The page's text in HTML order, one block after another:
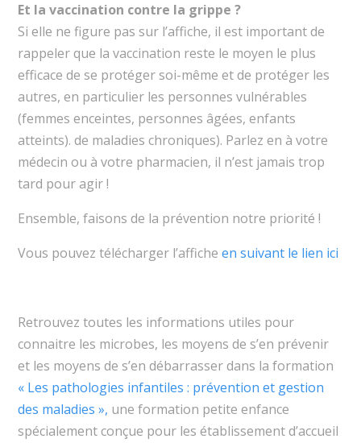
Et la vaccination contre la grippe ?
Si elle ne figure pas sur l’affiche, il est important de
rappeler que la vaccination reste le moyen le plus
efficace de se protéger soi-même et de protéger les
autres, en particulier les personnes vulnérables
(femmes enceintes, personnes âgées, enfants
atteints). de maladies chroniques). Parlez en à votre
médecin ou à votre pharmacien, il n’est jamais trop
tard pour agir !
Ensemble, faisons de la prévention notre priorité !
Vous pouvez télécharger l’affiche en suivant le lien ici
Retrouvez toutes les informations utiles pour
connaitre les microbes, les moyens de s’en prévenir
et les moyens de s’en débarrasser dans la formation
« Les pathologies infantiles : prévention et gestion
des maladies », une formation petite enfance
spécialement conçue pour les établissement d’accueil